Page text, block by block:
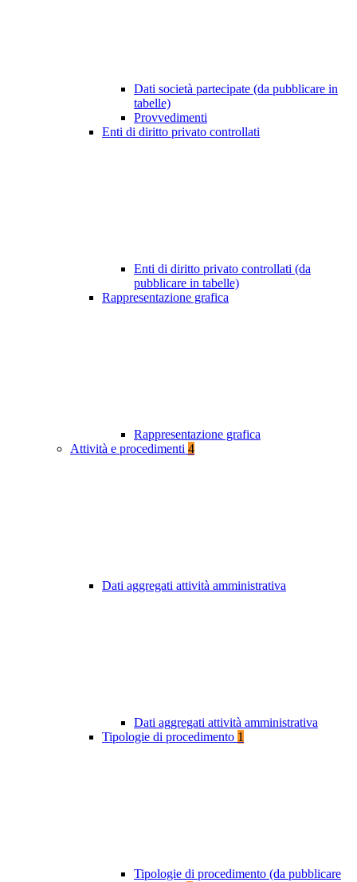
Dati società partecipate (da pubblicare in
tabelle)
Provvedimenti
Enti di diritto privato controllati
Enti di diritto privato controllati (da
pubblicare in tabelle)
Rappresentazione grafica
Rappresentazione grafica
Attività e procedimenti 4
Dati aggregati attività amministrativa
Dati aggregati attività amministrativa
Tipologie di procedimento 1
Tipologie di procedimento (da pubblicare